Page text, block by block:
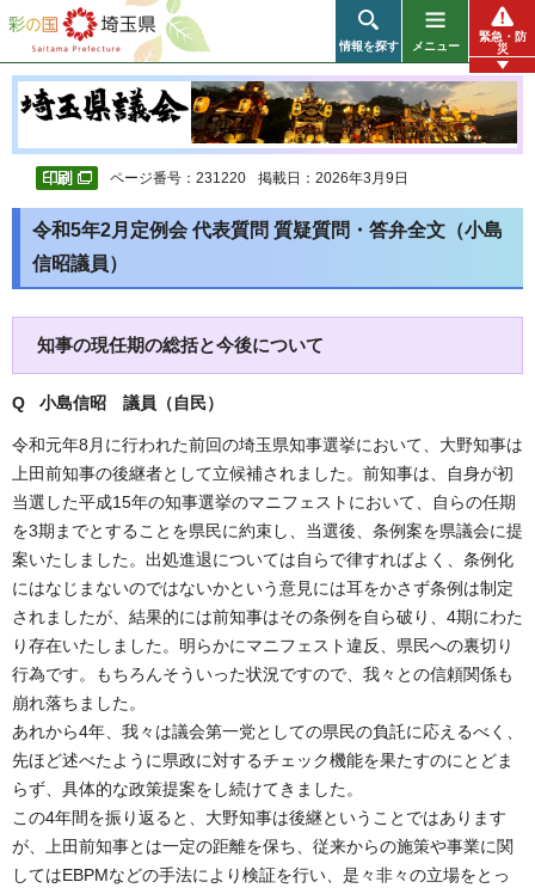
彩の国 埼玉県
情報を探す メニュー
緊急・防
災
ページ番号：231220 掲載日：2026年3月9日
令和5年2月定例会 代表質問 質疑質問・答弁全文（小島
信昭議員）
知事の現任期の総括と今後について
Q 小島信昭 議員（自民）
令和元年8月に行われた前回の埼玉県知事選挙において、大野知事は
上田前知事の後継者として立候補されました。前知事は、自身が初
当選した平成15年の知事選挙のマニフェストにおいて、自らの任期
を3期までとすることを県民に約束し、当選後、条例案を県議会に提
案いたしました。出処進退については自らで律すればよく、条例化
にはなじまないのではないかという意見には耳をかさず条例は制定
されましたが、結果的には前知事はその条例を自ら破り、4期にわた
り存在いたしました。明らかにマニフェスト違反、県民への裏切り
行為です。もちろんそういった状況ですので、我々との信頼関係も
崩れ落ちました。
あれから4年、我々は議会第一党としての県民の負託に応えるべく、
先ほど述べたように県政に対するチェック機能を果たすのにとどま
らず、具体的な政策提案をし続けてきました。
この4年間を振り返ると、大野知事は後継ということではあります
が、上田前知事とは一定の距離を保ち、従来からの施策や事業に関
してはEBPMなどの手法により検証を行い、是々非々の立場をとっ